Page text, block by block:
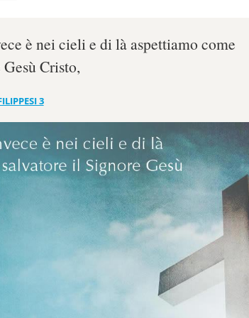
è nei cieli e di là aspettiamo come
Cristo,
3